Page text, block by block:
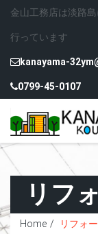
金山工務店は淡路
行っています
kanayama-
0799-45-0107
リフ
Home リフォ